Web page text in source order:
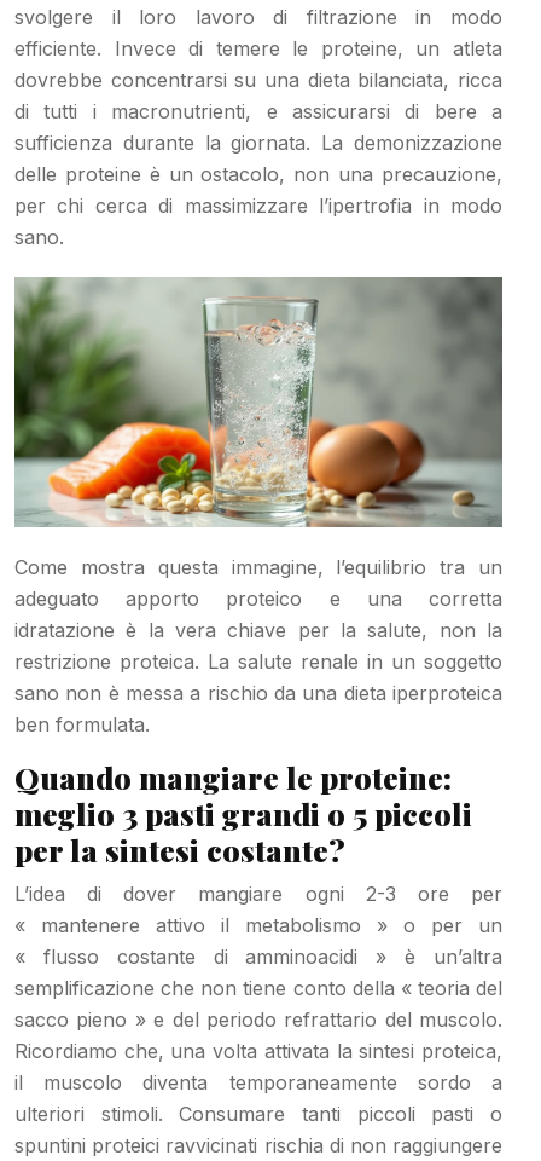
svolgere il loro lavoro di filtrazione in modo
efficiente. Invece di temere le proteine, un atleta
dovrebbe concentrarsi su una dieta bilanciata, ricca
di tutti i macronutrienti, e assicurarsi di bere a
sufficienza durante la giornata. La demonizzazione
delle proteine è un ostacolo, non una precauzione,
per chi cerca di massimizzare l’ipertrofia in modo
sano.
Come mostra questa immagine, l’equilibrio tra un
adeguato apporto proteico e una corretta
idratazione è la vera chiave per la salute, non la
restrizione proteica. La salute renale in un soggetto
sano non è messa a rischio da una dieta iperproteica
ben formulata.
Quando mangiare le proteine:
meglio 3 pasti grandi o 5 piccoli
per la sintesi costante?
L’idea di dover mangiare ogni 2-3 ore per
« mantenere attivo il metabolismo » o per un
« flusso costante di amminoacidi » è un’altra
semplificazione che non tiene conto della « teoria del
sacco pieno » e del periodo refrattario del muscolo.
Ricordiamo che, una volta attivata la sintesi proteica,
il muscolo diventa temporaneamente sordo a
ulteriori stimoli. Consumare tanti piccoli pasti o
spuntini proteici ravvicinati rischia di non raggiungere